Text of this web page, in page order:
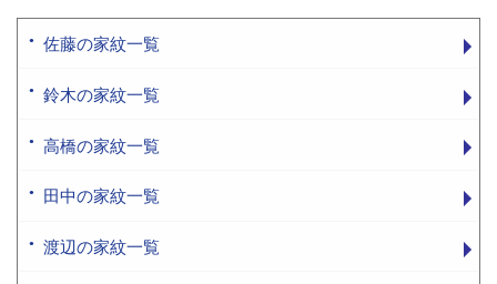
佐藤の家紋一覧
鈴木の家紋一覧
高橋の家紋一覧
田中の家紋一覧
渡辺の家紋一覧